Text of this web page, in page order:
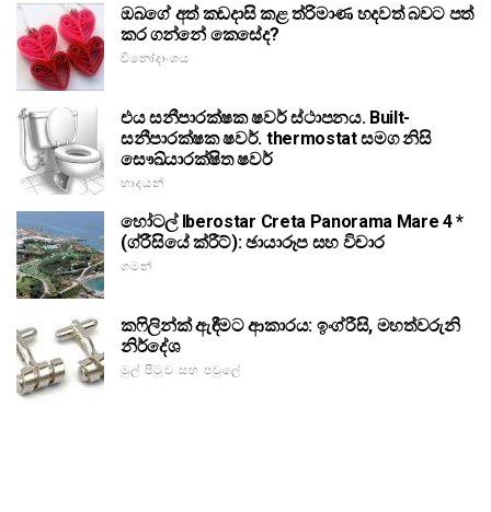
ඔබගේ අත් කඩදාසි කළ ත්රිමාණ හදවත් බවට පත්
කර ගන්නේ කෙසේද?
විනෝදාංශය
එය සනීපාරක්ෂක ෂවර් ස්ථාපනය. Built-
සනීපාරක්ෂක ෂවර්. thermostat සමග නිසි
සෞඛ්යාරක්ෂිත ෂවර්
හාදයන්
හෝටල් Iberostar Creta Panorama Mare 4 *
(ග්රීසියේ ක්රීට්): ඡායාරූප සහ විචාර
ගමන්
කෆිලින්ක් ඇඳීමට ආකාරය: ඉංග්රීසි, මහත්වරුනි
නිර්දේශ
මුල් පිටුව සහ පවුලේ